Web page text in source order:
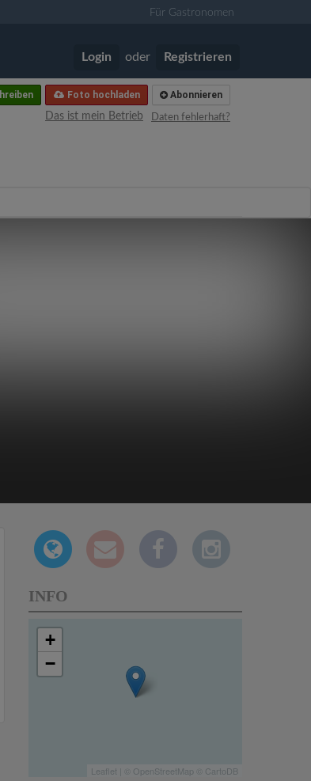
Für Gastronomen
Login oder Registrieren
Abonnieren
Foto hochladen
Daten fehlerhaft?
Das ist mein Betrieb
INFO
+
−
Leaflet OpenStreetMap CartoDB